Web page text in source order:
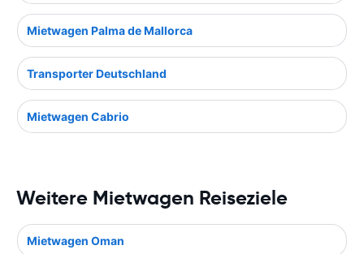
Mietwagen Palma de Mallorca
Transporter Deutschland
Mietwagen Cabrio
Weitere Mietwagen Reiseziele
Mietwagen Oman